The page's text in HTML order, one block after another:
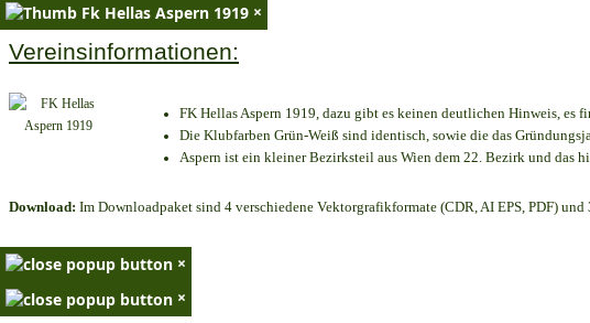
×
Vereinsinformationen:
FK Hellas Aspern 1919, dazu gibt es keinen deutlichen Hinweis, es
Die Klubfarben Grün-Weiß sind identisch, sowie die das
Aspern ist ein kleiner Bezirksteil aus Wien dem 22. Bezirk und das
Download: Im Downloadpaket sind 4 verschiedene Vektorgrafikformate (CDR, AI EPS, PDF)
×
×